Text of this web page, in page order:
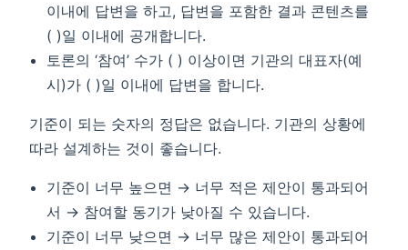
이내에 답변을 하고, 답변을 포함한 결과 콘텐츠를
( )일 이내에 공개합니다.
토론의 ‘참여’ 수가 ( ) 이상이면 기관의 대표자(예
시)가 ( )일 이내에 답변을 합니다.
기준이 되는 숫자의 정답은 없습니다. 기관의 상황에
따라 설계하는 것이 좋습니다.
기준이 너무 높으면 → 너무 적은 제안이 통과되어
서 → 참여할 동기가 낮아질 수 있습니다.
기준이 너무 낮으면 → 너무 많은 제안이 통과되어